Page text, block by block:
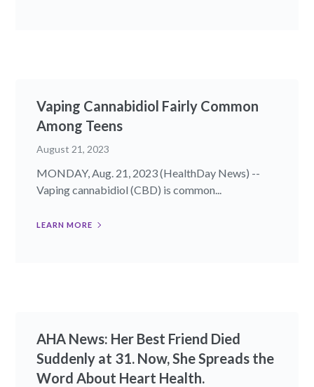
Vaping Cannabidiol Fairly Common
Among Teens
August 21, 2023
MONDAY, Aug. 21, 2023 (HealthDay News) --
Vaping cannabidiol (CBD) is common...
LEARN MORE
AHA News: Her Best Friend Died
Suddenly at 31. Now, She Spreads the
Word About Heart Health.